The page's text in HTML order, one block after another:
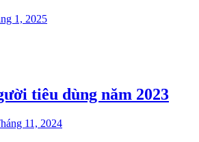
1, 2025
tiêu dùng năm 2023
11, 2024